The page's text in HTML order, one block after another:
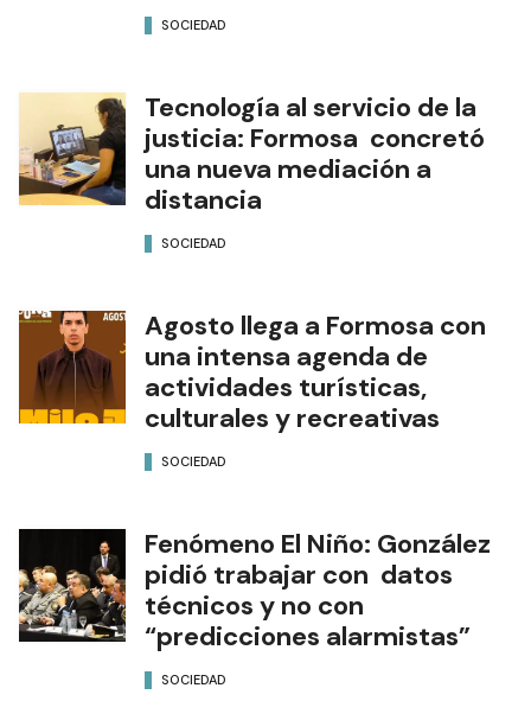
SOCIEDAD
Tecnología al servicio de la
justicia: Formosa concretó
una nueva mediación a
distancia
SOCIEDAD
Agosto llega a Formosa con
una intensa agenda de
actividades turísticas,
culturales y recreativas
SOCIEDAD
Fenómeno El Niño: González
pidió trabajar con datos
técnicos y no con
“predicciones alarmistas”
SOCIEDAD